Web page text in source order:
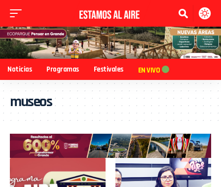
Noticias Programas Festivales EN VIVO
museos